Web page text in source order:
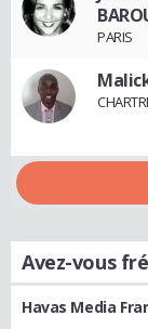
PARIS
Avez-vous
Havas Media